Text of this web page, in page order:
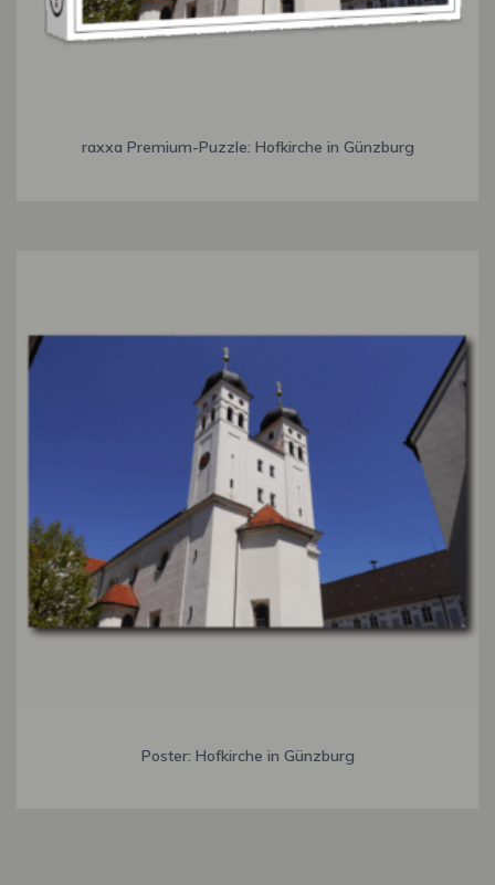
raxxa Premium-Puzzle: Hofkirche in Günzburg
Poster: Hofkirche in Günzburg